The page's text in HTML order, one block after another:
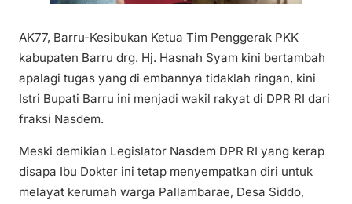
AK77, Barru-Kesibukan Ketua Tim Penggerak PKK
kabupaten Barru drg. Hj. Hasnah Syam kini bertambah
apalagi tugas yang di embannya tidaklah ringan, kini
Istri Bupati Barru ini menjadi wakil rakyat di DPR RI dari
fraksi Nasdem.
Meski demikian Legislator Nasdem DPR RI yang kerap
disapa Ibu Dokter ini tetap menyempatkan diri untuk
melayat kerumah warga Pallambarae, Desa Siddo,